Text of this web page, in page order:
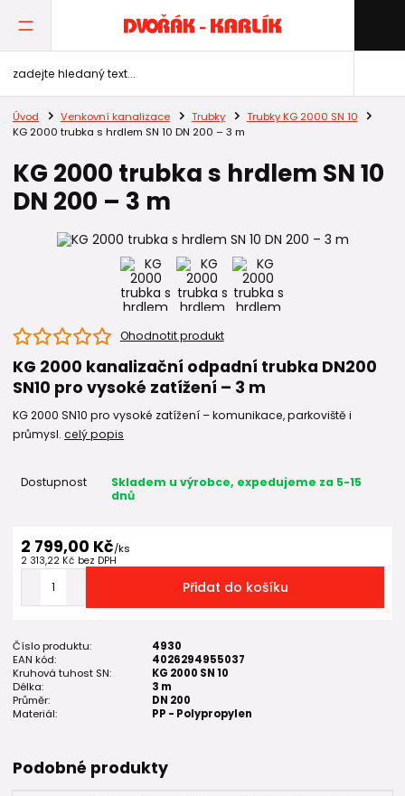
Úvod Venkovní kanalizace Trubky
Trubky KG 2000 SN 10
KG 2000 trubka s hrdlem SN 10 DN 200 – 3 m
KG 2000 trubka s hrdlem SN 10
DN 200 – 3 m
Ohodnotit produkt
KG 2000 kanalizační odpadní trubka DN200
SN10 pro vysoké zatížení – 3 m
KG 2000 SN10 pro vysoké zatížení – komunikace, parkoviště i
průmysl. celý popis
Dostupnost
Skladem u výrobce, expedujeme za 5-15
dnů
2 799,00 Kč/ks
2 313,22 Kč bez DPH
Přidat do košíku
Číslo produktu:
4930
EAN kód:
4026294955037
Kruhová tuhost SN:
KG 2000 SN 10
Délka:
3 m
Průměr:
DN 200
Materiál:
PP - Polypropylen
Podobné produkty